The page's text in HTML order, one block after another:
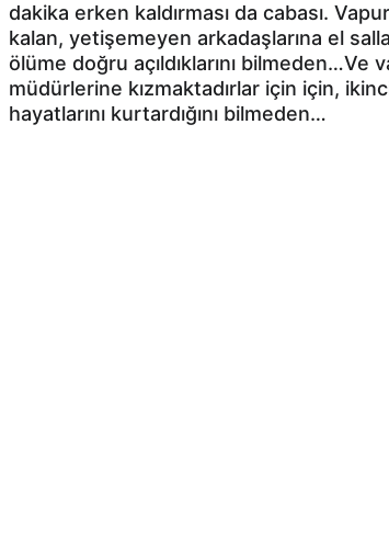
dakika erken kaldırması da cabası.
kalan, yetişemeyen arkadaşlarına el
ölüme doğru açıldıklarını bilmeden…Ve
müdürlerine kızmaktadırlar için için,
hayatlarını kurtardığını bilmeden…